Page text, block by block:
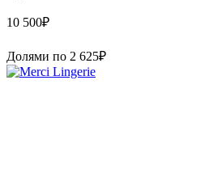
10 500₽
Долями по 2 625₽